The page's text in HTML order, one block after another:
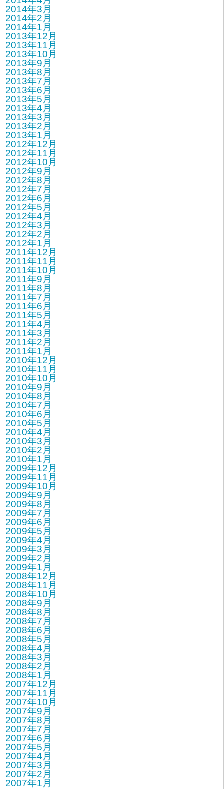
2014年3月
2014年2月
2014年1月
2013年12月
2013年11月
2013年10月
2013年9月
2013年8月
2013年7月
2013年6月
2013年5月
2013年4月
2013年3月
2013年2月
2013年1月
2012年12月
2012年11月
2012年10月
2012年9月
2012年8月
2012年7月
2012年6月
2012年5月
2012年4月
2012年3月
2012年2月
2012年1月
2011年12月
2011年11月
2011年10月
2011年9月
2011年8月
2011年7月
2011年6月
2011年5月
2011年4月
2011年3月
2011年2月
2011年1月
2010年12月
2010年11月
2010年10月
2010年9月
2010年8月
2010年7月
2010年6月
2010年5月
2010年4月
2010年3月
2010年2月
2010年1月
2009年12月
2009年11月
2009年10月
2009年9月
2009年8月
2009年7月
2009年6月
2009年5月
2009年4月
2009年3月
2009年2月
2009年1月
2008年12月
2008年11月
2008年10月
2008年9月
2008年8月
2008年7月
2008年6月
2008年5月
2008年4月
2008年3月
2008年2月
2008年1月
2007年12月
2007年11月
2007年10月
2007年9月
2007年8月
2007年7月
2007年6月
2007年5月
2007年4月
2007年3月
2007年2月
2007年1月